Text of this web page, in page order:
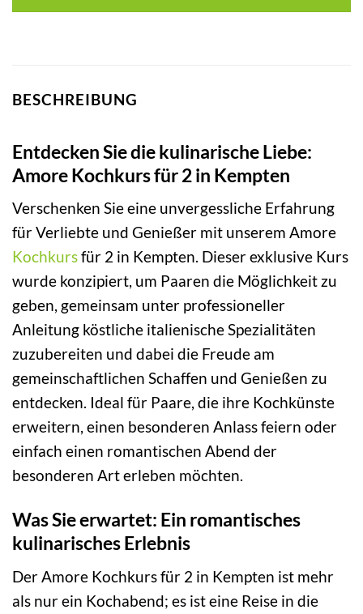
BESCHREIBUNG
Entdecken Sie die kulinarische Liebe:
Amore Kochkurs für 2 in Kempten
Verschenken Sie eine unvergessliche Erfahrung
für Verliebte und Genießer mit unserem Amore
Kochkursfür 2 in Kempten. Dieser exklusive Kurs
wurde konzipiert, um Paaren die Möglichkeit zu
geben, gemeinsam unter professioneller
Anleitung köstliche italienische Spezialitäten
zuzubereiten und dabei die Freude am
gemeinschaftlichen Schaffen und Genießen zu
entdecken. Ideal für Paare, die ihre Kochkünste
erweitern, einen besonderen Anlass feiern oder
einfach einen romantischen Abend der
besonderen Art erleben möchten.
Was Sie erwartet: Ein romantisches
kulinarisches Erlebnis
Der Amore Kochkurs für 2 in Kempten ist mehr
als nur ein Kochabend; es ist eine Reise in die